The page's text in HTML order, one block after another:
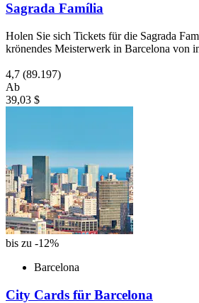
Sagrada Família
Holen Sie sich Tickets für die Sagrada
krönendes Meisterwerk in Barcelona von
4,7 (89.197)
Ab
39,03 $
bis zu -12%
Barcelona
City Cards für Barcelona